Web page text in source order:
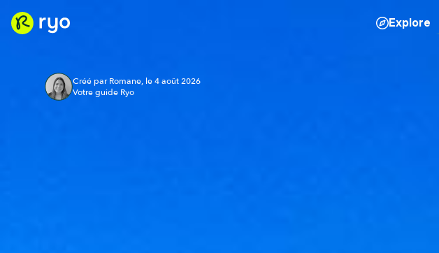
Explore
Créé par Romane, le 4 août 2026
Votre guide Ryo